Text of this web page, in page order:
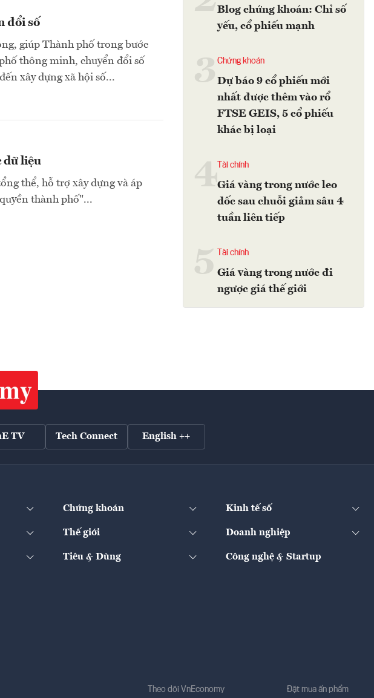
đổi số
giúp Thành phố trong bước
thông minh, chuyển đổi số
xây dựng xã hội số...
dữ liệu
thể, hỗ trợ xây dựng và áp
thành phố"...
Blog chứng khoán: Chỉ số
yếu, cổ phiếu mạnh
Chứng khoán
Dự báo 9 cổ phiếu mới
nhất được thêm vào rổ
FTSE GEIS, 5 cổ phiếu
khác bị loại
4 Tài chính
Giá vàng trong nước leo
dốc sau chuỗi giảm sâu 4
tuần liên tiếp
Tài chính
Giá vàng trong nước đi
ngược giá thế giới
TV Tech Connect English ++
Chứng khoán Kinh tế số
Thế giới Doanh nghiệp
Tiêu & Dùng Công nghệ & Startup
Theo dõi VnEconomy Đặt mua ấn phẩm